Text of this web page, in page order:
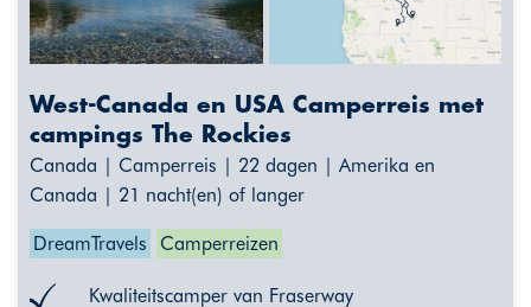
West-Canada en USA Camperreis met
campings The Rockies
Canada | Camperreis | 22 dagen | Amerika en
Canada | 21 nacht(en) of langer
DreamTravels Camperreizen
Kwaliteitscamper van Fraserway